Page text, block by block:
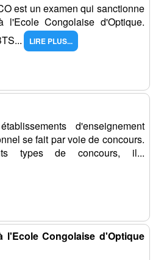
est un examen qui sanctionne
Congolaise d'Optique.
LIRE PLUS...
d'enseignement
se fait par voie de concours.
types de concours, il...
l'Ecole Congolaise d'Optique